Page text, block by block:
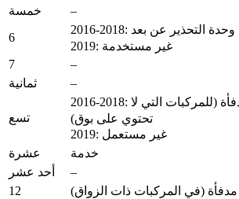
خمسة
–
6
2016-2018: وحدة التحذير عن بعد
2019: غير مستخدمة
7
–
ثمانية
–
تسع
2016-2018: مقاعد خلفية مدفأة (للمركبات التي لا
تحتوي على بوق)
2019: غير مستعمل
عشرة
خدمة
أحد عشر
–
12
مدفأة (في المركبات ذات الزواق)